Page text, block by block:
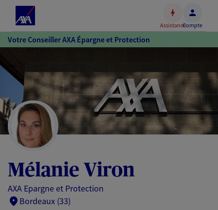
Accéder
au
Accéder
au
pied
de
page
AssistanceCompte
Votre Conseiller AXA Épargne et Protection
Mélanie Viron
AXA Epargne et Protection
Bordeaux (33)